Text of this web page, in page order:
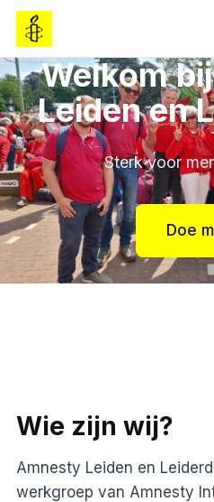
Welkom
Leiden en
Sterk voor
Doe
Wie zijn wij?
Amnesty Leiden en
werkgroep van Amnesty